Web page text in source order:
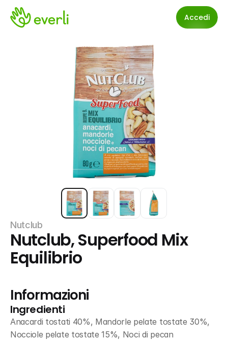
Accedi
Nutclub
Nutclub, Superfood Mix
Equilibrio
Informazioni
Ingredienti
Anacardi tostati 40%, Mandorle pelate tostate 30%,
Nocciole pelate tostate 15%, Noci di pecan